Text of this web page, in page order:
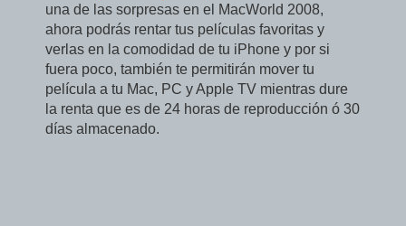
una de las sorpresas en el MacWorld 2008,
ahora podrás rentar tus películas favoritas y
verlas en la comodidad de tu iPhone y por si
fuera poco, también te permitirán mover tu
película a tu Mac, PC y Apple TV mientras dure
la renta que es de 24 horas de reproducción ó 30
días almacenado.